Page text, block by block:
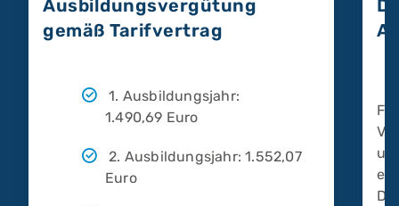
Ausbildungsvergütung
gemäß Tarifvertrag
1. Ausbildungsjahr:
1.490,69 Euro
2. Ausbildungsjahr: 1.552,07
Euro